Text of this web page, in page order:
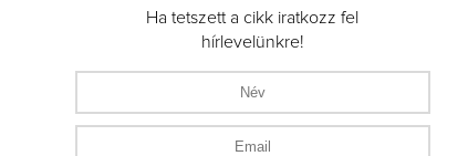
Ha tetszett a cikk iratkozz fel
hírlevelünkre!